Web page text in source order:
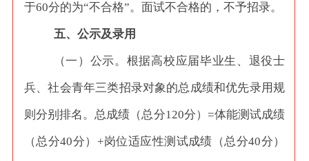
于60分的为“不合格”。面试不合格的，不予招录。
五、公示及录用
（一）公示。根据高校应届毕业生、退役士
兵、社会青年三类招录对象的总成绩和优先录用规
则分别排名。总成绩（总分120分）=体能测试成绩
（总分40分）+岗位适应性测试成绩（总分40分）